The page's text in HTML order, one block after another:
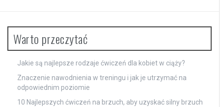
Warto przeczytać
Jakie są najlepsze rodzaje ćwiczeń dla kobiet w ciąży?
Znaczenie nawodnienia w treningu i jak je utrzymać na
odpowiednim poziomie
10 Najlepszych ćwiczeń na brzuch, aby uzyskać silny brzuch